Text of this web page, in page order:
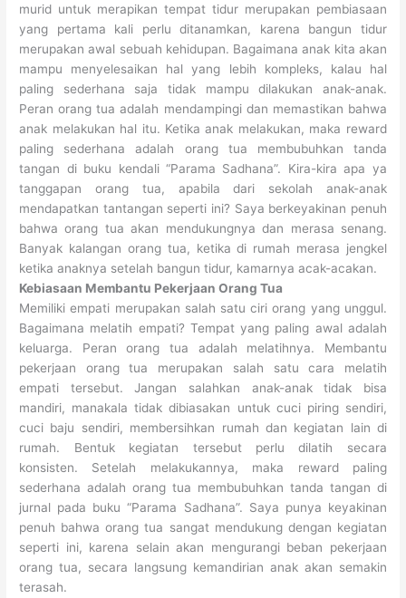
murid untuk merapikan tempat tidur merupakan pembiasaan
yang pertama kali perlu ditanamkan, karena bangun tidur
merupakan awal sebuah kehidupan. Bagaimana anak kita akan
mampu menyelesaikan hal yang lebih kompleks, kalau hal
paling sederhana saja tidak mampu dilakukan anak-anak.
Peran orang tua adalah mendampingi dan memastikan bahwa
anak melakukan hal itu. Ketika anak melakukan, maka reward
paling sederhana adalah orang tua membubuhkan tanda
tangan di buku kendali “Parama Sadhana”. Kira-kira apa ya
tanggapan orang tua, apabila dari sekolah anak-anak
mendapatkan tantangan seperti ini? Saya berkeyakinan penuh
bahwa orang tua akan mendukungnya dan merasa senang.
Banyak kalangan orang tua, ketika di rumah merasa jengkel
ketika anaknya setelah bangun tidur, kamarnya acak-acakan.
Kebiasaan Membantu Pekerjaan Orang Tua
Memiliki empati merupakan salah satu ciri orang yang unggul.
Bagaimana melatih empati? Tempat yang paling awal adalah
keluarga. Peran orang tua adalah melatihnya. Membantu
pekerjaan orang tua merupakan salah satu cara melatih
empati tersebut. Jangan salahkan anak-anak tidak bisa
mandiri, manakala tidak dibiasakan untuk cuci piring sendiri,
cuci baju sendiri, membersihkan rumah dan kegiatan lain di
rumah. Bentuk kegiatan tersebut perlu dilatih secara
konsisten. Setelah melakukannya, maka reward paling
sederhana adalah orang tua membubuhkan tanda tangan di
jurnal pada buku “Parama Sadhana”. Saya punya keyakinan
penuh bahwa orang tua sangat mendukung dengan kegiatan
seperti ini, karena selain akan mengurangi beban pekerjaan
orang tua, secara langsung kemandirian anak akan semakin
terasah.